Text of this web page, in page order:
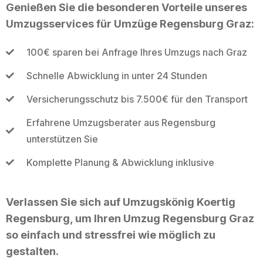
Genießen Sie die besonderen Vorteile unseres
Umzugsservices für Umzüge Regensburg Graz:
100€ sparen bei Anfrage Ihres Umzugs nach Graz
Schnelle Abwicklung in unter 24 Stunden
Versicherungsschutz bis 7.500€ für den Transport
Erfahrene Umzugsberater aus Regensburg
unterstützen Sie
Komplette Planung & Abwicklung inklusive
Verlassen Sie sich auf Umzugskönig Koertig
Regensburg, um Ihren Umzug Regensburg Graz
so einfach und stressfrei wie möglich zu
gestalten.